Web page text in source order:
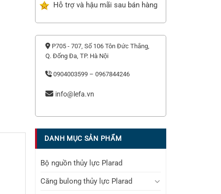
Hỗ trợ và hậu mãi sau bán hàng
P705 - 707, Số 106 Tôn Đức Thắng,
Q. Đống Đa, TP. Hà Nội
0904003599 – 0967844246
info@lefa.vn
DANH MỤC SẢN PHẨM
Bộ nguồn thủy lực Plarad
Căng bulong thủy lực Plarad